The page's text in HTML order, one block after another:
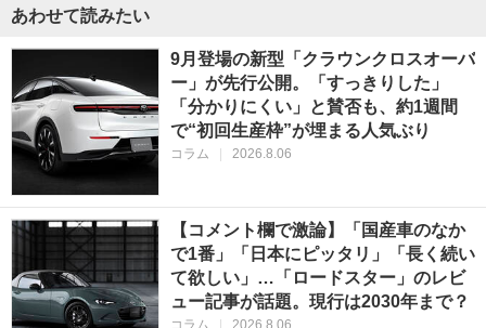
あわせて読みたい
9月登場の新型「クラウンクロスオーバ
ー」が先行公開。「すっきりした」
「分かりにくい」と賛否も、約1週間
で“初回生産枠”が埋まる人気ぶり
コラム 2026.8.06
【コメント欄で激論】「国産車のなか
で1番」「日本にピッタリ」「長く続い
て欲しい」…「ロードスター」のレビ
ュー記事が話題。現行は2030年まで？
コラム 2026.8.06